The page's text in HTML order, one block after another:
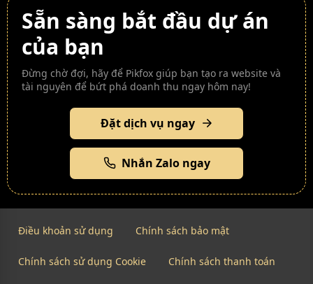
Sẵn sàng bắt đầu dự án
của bạn
Đừng chờ đợi, hãy để Pikfox giúp bạn tạo ra website và
tài nguyên để bứt phá doanh thu ngay hôm nay!
Đặt dịch vụ ngay
Nhắn Zalo ngay
Điều khoản sử dụng Chính sách bảo mật
Chính sách sử dụng Cookie Chính sách thanh toán